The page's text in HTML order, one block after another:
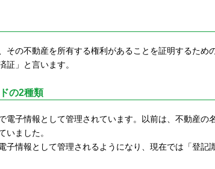
その不動産を所有する権利があることを証明するため
証」と言います。
の2種類
電子情報として管理されています。以前は、不動産の
いました。
子情報として管理されるようになり、現在では「登記